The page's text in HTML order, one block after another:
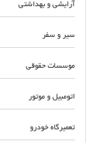
آرایشی و بهداشتی
سیر و سفر
موسسات حقوقی
اتومبیل و موتور
تعمیرگاه خودرو